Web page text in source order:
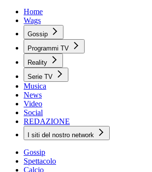
Home
Wags
Gossip
Programmi TV
Reality
Serie TV
Musica
News
Video
Social
REDAZIONE
I siti del nostro network
Gossip
Spettacolo
Calcio